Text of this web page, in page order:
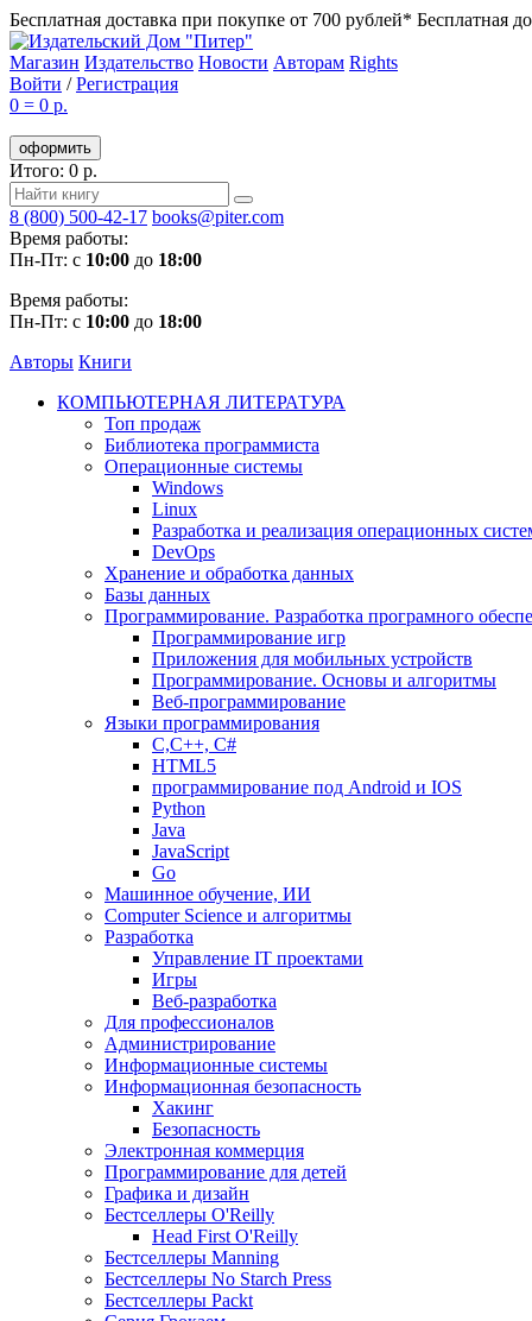
Бесплатная доставка при покупке от 700 рублей* Бесплатная
Магазин Издательство Новости Авторам Rights
Войти /Регистрация
0 = 0 р.
оформить
Итого: 0 р.
8 (800) 500-42-17 books@piter.com
Время работы:
Пн-Пт: с 10:00 до 18:00
Время работы:
Пн-Пт: с 10:00 до 18:00
Авторы Книги
КОМПЬЮТЕРНАЯ ЛИТЕРАТУРА
Топ продаж
Библиотека программиста
Операционные системы
Windows
Linux
Разработка и реализация операционных
DevOps
Хранение и обработка данных
Базы данных
Программирование. Разработка програмного
Программирование игр
Приложения для мобильных устройств
Программирование. Основы и алгоритмы
Веб-программирование
Языки программирования
С,С++, С#
HTML5
программирование под Android и IOS
Python
Java
JavaScript
Go
Машинное обучение, ИИ
Computer Science и алгоритмы
Разработка
Управление IT проектами
Игры
Веб-разработка
Для профессионалов
Администрирование
Информационные системы
Информационная безопасность
Хакинг
Безопасность
Электронная коммерция
Программирование для детей
Графика и дизайн
Бестселлеры O'Reilly
Head First O'Reilly
Бестселлеры Manning
Бестселлеры No Starch Press
Бестселлеры Packt